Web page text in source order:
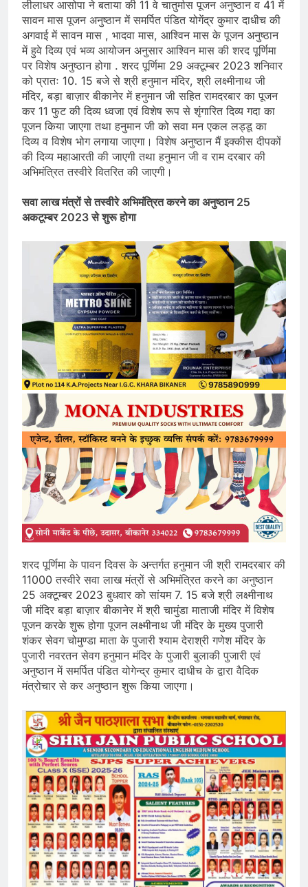
लीलाधर आसोपा ने बताया की 11 वे चातुर्मास पूजन अनुष्ठान व 41 में
सावन मास पूजन अनुष्ठान में समर्पित पंडित योगेंद्र कुमार दाधीच की
अगवाई में सावन मास , भादवा मास, आश्विन मास के पूजन अनुष्ठान
में हुवे दिव्य एवं भव्य आयोजन अनुसार आश्विन मास की शरद पूर्णिमा
पर विशेष अनुष्ठान होगा . शरद पूर्णिमा 29 अक्टूम्बर 2023 शनिवार
को प्रातः 10. 15 बजे से श्री हनुमान मंदिर, श्री लक्ष्मीनाथ जी
मंदिर, बड़ा बाज़ार बीकानेर में हनुमान जी सहित रामदरबार का पूजन
कर 11 फुट की दिव्य ध्वजा एवं विशेष रूप से शृंगारित दिव्य गदा का
पूजन किया जाएगा तथा हनुमान जी को सवा मन एकल लड्डू का
दिव्य व विशेष भोग लगाया जाएगा। विशेष अनुष्ठान मैं इक्कीस दीपकों
की दिव्य महाआरती की जाएगी तथा हनुमान जी व राम दरबार की
अभिमंत्रित तस्वीरे वितरित की जाएगी।
सवा लाख मंत्रों से तस्वीरे अभिमंत्रित करने का अनुष्ठान 25
अकटूम्बर 2023 से शुरू होगा
शरद पूर्णिमा के पावन दिवस के अन्तर्गत हनुमान जी श्री रामदरबार की
11000 तस्वीरे सवा लाख मंत्रों से अभिमंत्रित करने का अनुष्ठान
25 अक्टूम्बर 2023 बुधवार को सांयम 7. 15 बजे श्री लक्ष्मीनाथ
जी मंदिर बड़ा बाज़ार बीकानेर में श्री चामुंडा माताजी मंदिर में विशेष
पूजन करके शुरू होगा पूजन लक्ष्मीनाथ जी मंदिर के मुख्य पुजारी
शंकर सेवग चोमुण्डा माता के पुजारी श्याम देराश्री गणेश मंदिर के
पुजारी नवरतन सेवग हनुमान मंदिर के पुजारी बुलाकी पुजारी एवं
अनुष्ठान में समर्पित पंडित योगेन्द्र कुमार दाधीच के द्वारा वैदिक
मंत्रोचार से कर अनुष्ठान शुरू किया जाएगा।